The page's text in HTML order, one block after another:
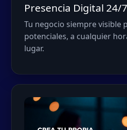
Presencia Digital 24/7
Tu negocio siempre visible
potenciales, a cualquier
lugar.